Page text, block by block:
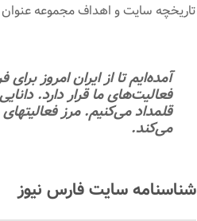
تاریخچه سایت و اهداف مجموعه
آمده‌ایم تا از ایران امروز
فعالیت‌های ما قرار دارد.
قلمداد می‌كنیم. مرز
می‌كند.
شناسنامه سایت فارس نیوز